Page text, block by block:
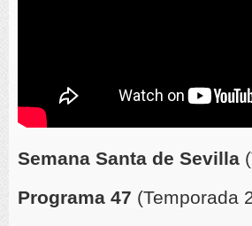
Semana Santa de Sevilla
Programa 47 (Temporada